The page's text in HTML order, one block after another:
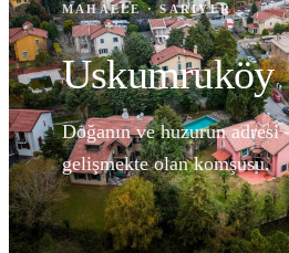
MAHALLE·SARIYER
Uskumruköy
Doğanın ve huzurun
gelişmekte olan komşusu.